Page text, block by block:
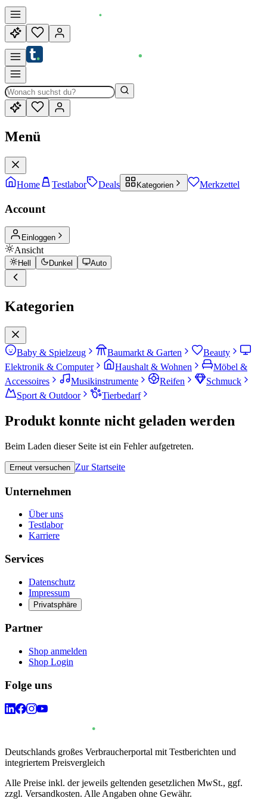
Menü
Home Testlabor Deals Kategorien Merkzettel
Account
Einloggen
Ansicht
Hell Dunkel Auto
Kategorien
Baby & Spielzeug Baumarkt & Garten
Beauty
Elektronik & Computer
Haushalt & Wohnen
Möbel &
Accessoires
Musikinstrumente Reifen
Schmuck
Sport & Outdoor
Tierbedarf
Produkt konnte nicht geladen werden
Beim Laden dieser Seite ist ein Fehler aufgetreten.
Erneut versuchen Zur Startseite
Unternehmen
Über uns
Testlabor
Karriere
Services
Datenschutz
Impressum
Privatsphäre
Partner
Shop anmelden
Shop Login
Folge uns
Deutschlands großes Verbraucherportal mit Testberichten und
integriertem Preisvergleich
Alle Preise inkl. der jeweils geltenden gesetzlichen MwSt., ggf.
zzgl. Versandkosten. Alle Angaben ohne Gewähr.